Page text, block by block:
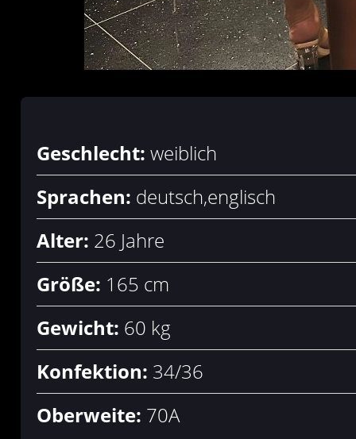
Geschlecht: weiblich
Sprachen: deutsch,englisch
Alter: 26 Jahre
Größe: 165 cm
Gewicht: 60 kg
Konfektion: 34/36
Oberweite: 70A